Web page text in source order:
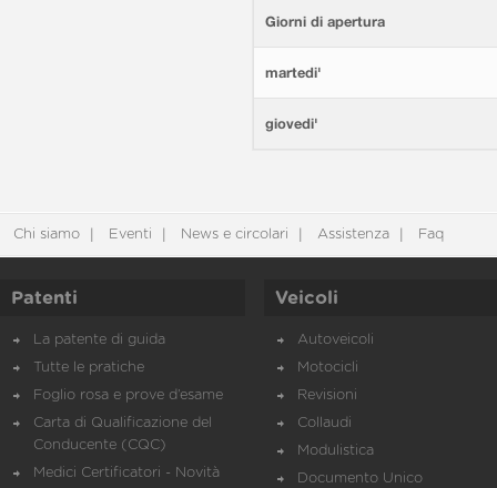
Giorni di apertura
martedi'
giovedi'
Chi siamo Eventi News e circolari Assistenza Faq
Patenti
La patente di guida
Tutte le pratiche
Foglio rosa e prove d’esame
Carta di Qualificazione del
Conducente (CQC)
Medici Certificatori - Novità
Veicoli
Autoveicoli
Motocicli
Revisioni
Collaudi
Modulistica
Documento Unico